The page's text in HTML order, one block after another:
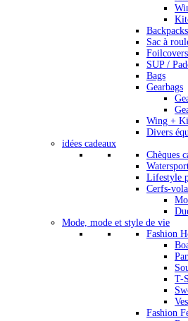
Backpacks
Sac à
SUP /
Bags
Gearbags
Wing +
Divers
idées cadeaux
Chèques
Lifestyle
Cerfs-
Mode, mode et style de vie
Fashion
T-
Fashion